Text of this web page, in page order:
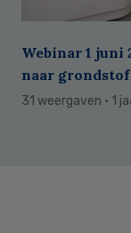
Webinar 1 juni
naar grondstof
31 weergaven · 1